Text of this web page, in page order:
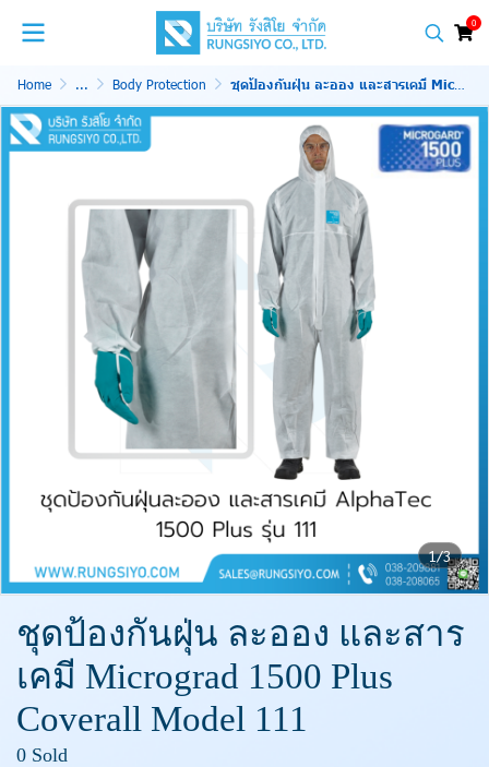
0
Home ... Body Protection ชุดป้องกันฝุ่น ละออง และสารเคมี Micrograd 1500 Plus Coverall Model 111
1/3
ชุดป้องกันฝุ่น ละออง และสาร
เคมี Micrograd 1500 Plus
Coverall Model 111
0 Sold